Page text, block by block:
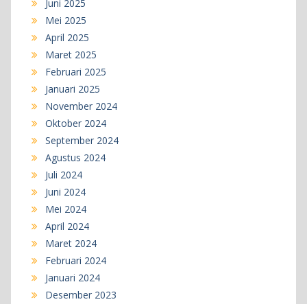
Juni 2025
Mei 2025
April 2025
Maret 2025
Februari 2025
Januari 2025
November 2024
Oktober 2024
September 2024
Agustus 2024
Juli 2024
Juni 2024
Mei 2024
April 2024
Maret 2024
Februari 2024
Januari 2024
Desember 2023